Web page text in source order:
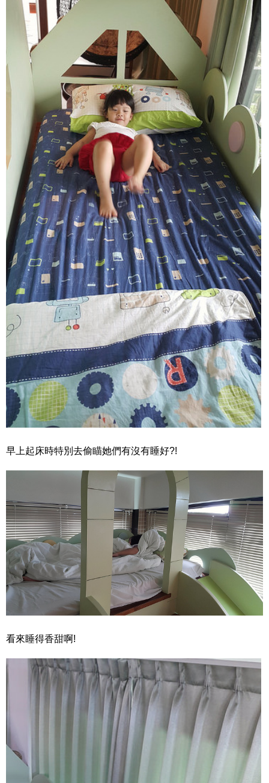
早上起床時特別去偷瞄她們有沒有睡好?!
看來睡得香甜啊!